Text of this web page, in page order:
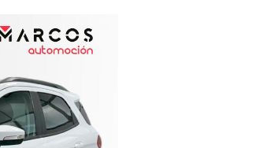
medioambiental